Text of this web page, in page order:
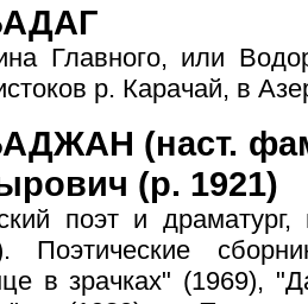
Главного, или
р. Карачай, в
(наст.
(р. 1921)
поэт и
Поэтические
в зрачках" (1969),